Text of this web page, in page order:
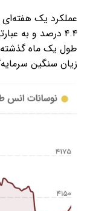
عملکرد یک
زیان سنگین